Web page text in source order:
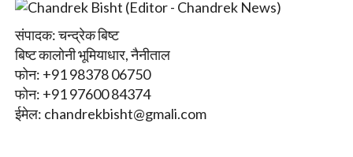
संपादक: चन्द्रेक बिष्ट
बिष्ट कालोनी भूमियाधार, नैनीताल
फोन: +91 98378 06750
फोन: +91 97600 84374
ईमेल: chandrekbisht@gmali.com